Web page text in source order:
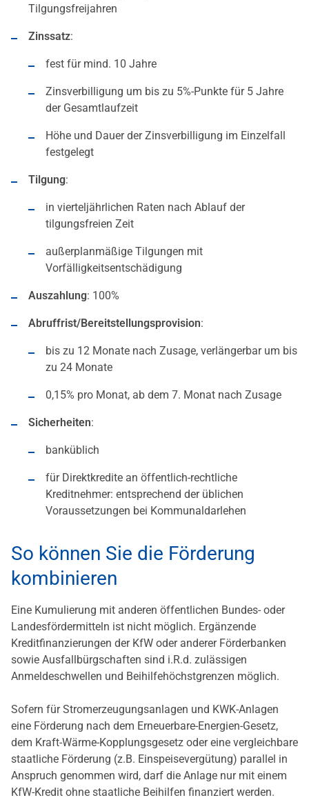
Tilgungsfreijahren
Zinssatz:
fest für mind. 10 Jahre
Zinsverbilligung um bis zu 5%-Punkte für 5 Jahre
der Gesamtlaufzeit
Höhe und Dauer der Zinsverbilligung im Einzelfall
festgelegt
Tilgung:
in vierteljährlichen Raten nach Ablauf der
tilgungsfreien Zeit
außerplanmäßige Tilgungen mit
Vorfälligkeitsentschädigung
Auszahlung: 100%
Abruffrist/Bereitstellungsprovision:
bis zu 12 Monate nach Zusage, verlängerbar um bis
zu 24 Monate
0,15% pro Monat, ab dem 7. Monat nach Zusage
Sicherheiten:
banküblich
für Direktkredite an öffentlich-rechtliche
Kreditnehmer: entsprechend der üblichen
Voraussetzungen bei Kommunaldarlehen
So können Sie die Förderung
kombinieren
Eine Kumulierung mit anderen öffentlichen Bundes- oder
Landesfördermitteln ist nicht möglich. Ergänzende
Kreditfinanzierungen der KfW oder anderer Förderbanken
sowie Ausfallbürgschaften sind i.R.d. zulässigen
Anmeldeschwellen und Beihilfehöchstgrenzen möglich.
Sofern für Stromerzeugungsanlagen und KWK-Anlagen
eine Förderung nach dem Erneuerbare-Energien-Gesetz,
dem Kraft-Wärme-Kopplungsgesetz oder eine vergleichbare
staatliche Förderung (z.B. Einspeisevergütung) parallel in
Anspruch genommen wird, darf die Anlage nur mit einem
KfW-Kredit ohne staatliche Beihilfen finanziert werden.